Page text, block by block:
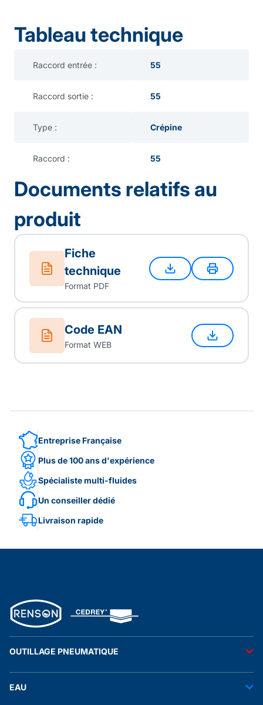
Tableau technique
Raccord entrée : 55
Raccord sortie : 55
Type : Crépine
Raccord : 55
Documents relatifs au
produit
Fiche
technique
Format PDF
Code EAN
Format WEB
Entreprise Française
Plus de 100 ans d'expérience
Spécialiste multi-fluides
Un conseiller dédié
Livraison rapide
OUTILLAGE PNEUMATIQUE
Accessoires pneumatiques
EAU